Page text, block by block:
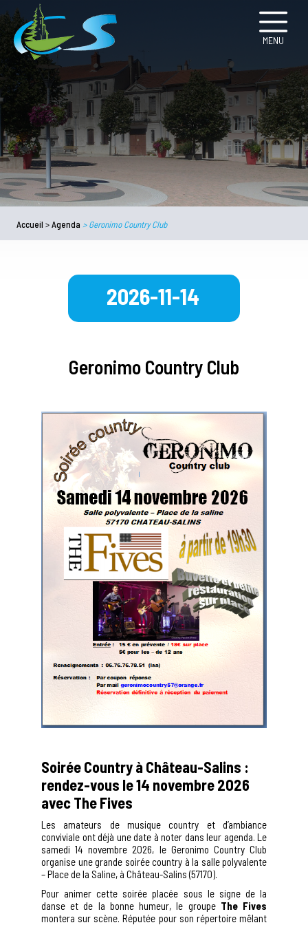
MENU
Accueil >Agenda >Geronimo Country Club
2026-11-14
Geronimo Country Club
Soirée Country à Château-Salins :
rendez-vous le 14 novembre 2026
avec The Fives
Les amateurs de musique country et d’ambiance
conviviale ont déjà une date à noter dans leur agenda. Le
samedi 14 novembre 2026, le Geronimo Country Club
organise une grande soirée country à la salle polyvalente
– Place de la Saline, à Château-Salins (57170).
Pour animer cette soirée placée sous le signe de la
danse et de la bonne humeur, le groupe The Fives
montera sur scène. Réputée pour son répertoire mêlant